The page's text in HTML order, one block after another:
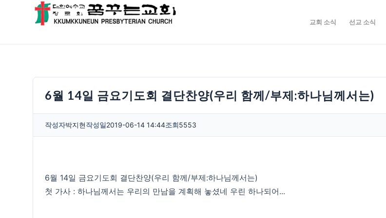
교회 소식 선교 소식
6월 14일 금요기도회 결단찬양(우리 함께/부제:하나님께서는)
작성자박지현작성일2019-06-14 14:44조회5553
6월 14일 금요기도회 결단찬양(우리 함께/부제:하나님께서는)
첫 가사 : 하나님께서는 우리의 만남을 계획해 놓셨네 우린 하나되어...